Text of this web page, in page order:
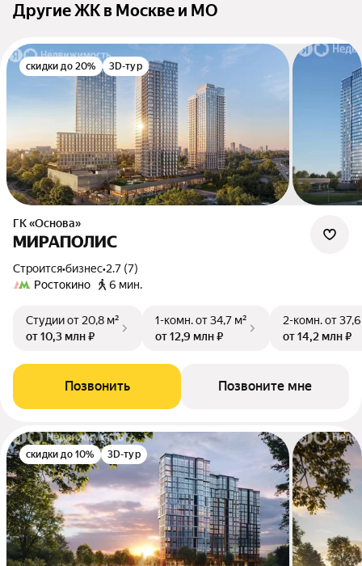
Другие ЖК в Москве и МО
скидки до 20% 3D-тур
ГК «Основа»
МИРАПОЛИС
Строится•бизнес•2.7 (7)
Ростокино
6 мин.
Студииот 20,8 м²
от 10,3 млн ₽
1-комн.от 34,7 м²
от 12,9 млн ₽
2-комн.от
от 14,2 млн ₽
Позвонить Позвоните мне
скидки до 10% 3D-тур